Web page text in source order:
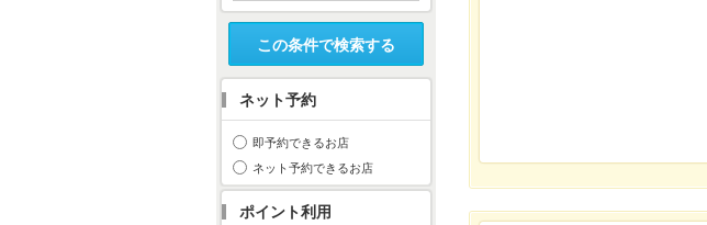
この条件で検索する
ネット予約
即予約できるお店
ネット予約できるお店
ポイント利用